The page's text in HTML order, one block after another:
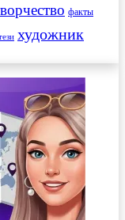
факты
художник